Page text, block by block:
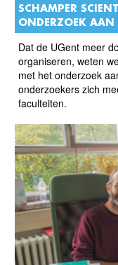
SCHAMPER
ONDERZOEK AAN
Dat de UGent meer
organiseren, weten
met het onderzoek
onderzoekers zich
faculteiten.